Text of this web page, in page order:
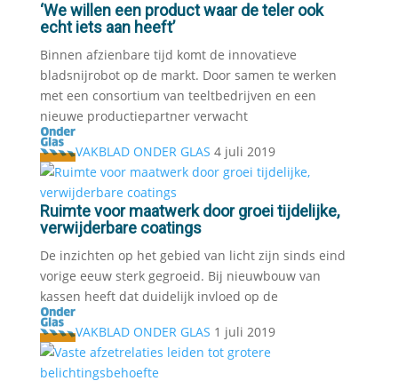
‘We willen een product waar de teler ook
echt iets aan heeft’
Binnen afzienbare tijd komt de innovatieve
bladsnijrobot op de markt. Door samen te werken
met een consortium van teeltbedrijven en een
nieuwe productiepartner verwacht
VAKBLAD ONDER GLAS 4 juli 2019
Ruimte voor maatwerk door groei tijdelijke,
verwijderbare coatings
De inzichten op het gebied van licht zijn sinds eind
vorige eeuw sterk gegroeid. Bij nieuwbouw van
kassen heeft dat duidelijk invloed op de
VAKBLAD ONDER GLAS 1 juli 2019